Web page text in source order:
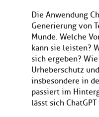
Die Anwendung
Generierung von
Munde. Welche
kann sie leisten?
sich ergeben?
Urheberschutz
insbesondere in
passiert im
lässt sich